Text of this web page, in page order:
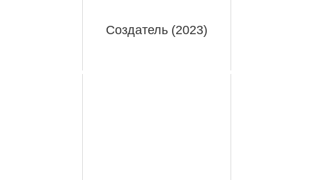
Создатель (2023)